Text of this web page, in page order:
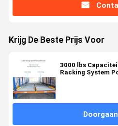
Krijg De Beste Prijs Voor
3000 lbs
Racking System
Doorgaan